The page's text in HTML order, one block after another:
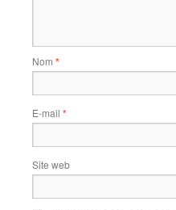
Nom *
E-mail *
Site web